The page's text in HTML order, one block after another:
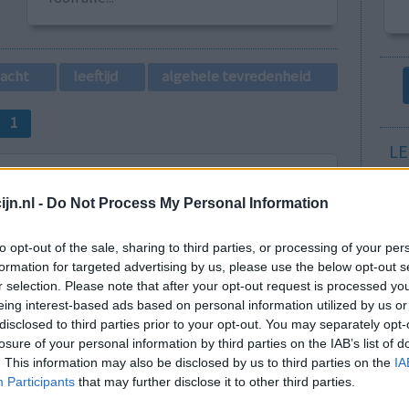
- Do Not Process My Personal Information
opt-out of the sale, sharing to third parties, or processing of your
for targeted advertising by us, please use the below opt-out
selection. Please note that after your opt-out request is processed
interest-based ads based on personal information utilized by us
to third parties prior to your opt-out. You may separately
of your personal information by third parties on the IAB’s list of
This information may also be disclosed by us to third parties on the
Participants that may further disclose it to other third parties.
leeftijd algehele tevredenheid
1
Effectiviteit
Hoeveelheid bijwerkingen
0 reacties